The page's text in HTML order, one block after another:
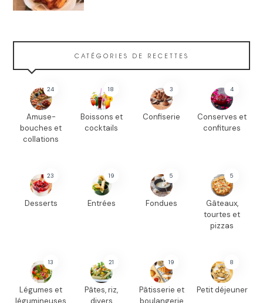
CATÉGORIES DE RECETTES
24
Amuse-
bouches et
collations
18
Boissons et
cocktails
3
Confiserie
4
Conserves et
confitures
23
Desserts
19
Entrées
5
Fondues
5
Gâteaux,
tourtes et
pizzas
13
Légumes et
21
Pâtes, riz,
19
Pâtisserie et
8
Petit déjeuner